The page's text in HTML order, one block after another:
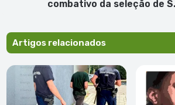
seleção
de
Vicente
combativo da seleção de
Artigos relacionados